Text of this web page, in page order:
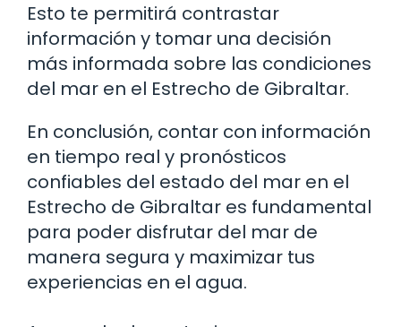
Esto te permitirá contrastar
información y tomar una decisión
más informada sobre las condiciones
del mar en el Estrecho de Gibraltar.
En conclusión, contar con información
en tiempo real y pronósticos
confiables del estado del mar en el
Estrecho de Gibraltar es fundamental
para poder disfrutar del mar de
manera segura y maximizar tus
experiencias en el agua.